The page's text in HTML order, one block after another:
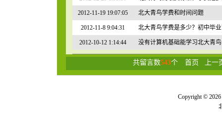
2012-11-19 19:07:05 北大青鸟学费和时间问题
2012-11-8 9:04:31 北大青鸟学费是多少？初中毕
2012-10-12 1:14:44 没有计算机基础能学习北大青
共留言数543个 首页 上一
Copyright © 2026